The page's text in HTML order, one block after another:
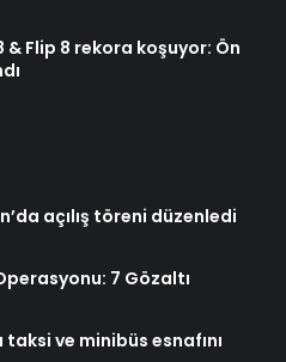
& Flip 8 rekora koşuyor: Ön
açılış töreni düzenledi
7 Gözaltı
ve minibüs esnafını